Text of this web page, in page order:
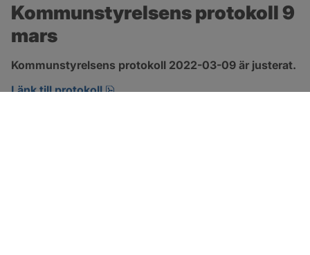
Kommunstyrelsens protokoll 9
mars
Kommunstyrelsens protokoll 2022-03-09 är justerat.
Länk till protokoll
pdf, 465.1 kB, öppnas i nytt fönster.